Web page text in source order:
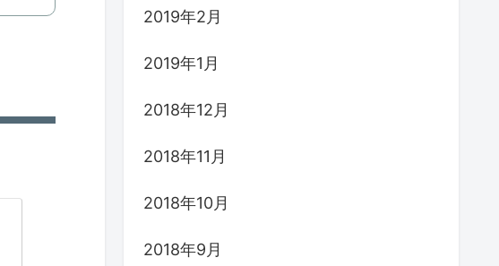
2019年2月
2019年1月
2018年12月
2018年11月
2018年10月
2018年9月